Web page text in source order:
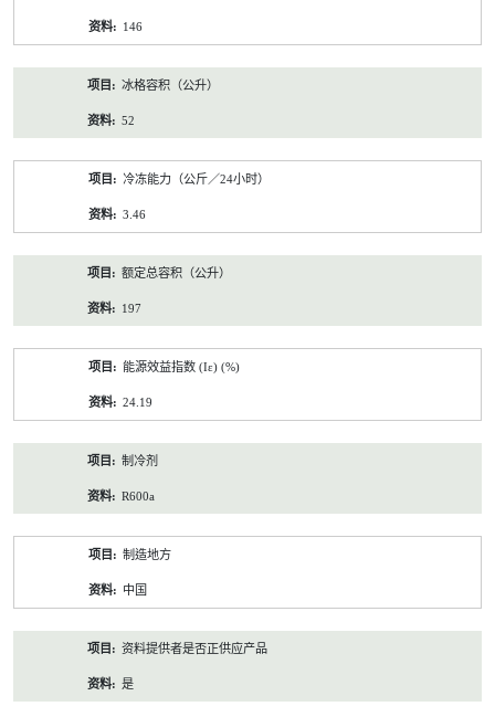
146
冰格容积（公升）
52
冷冻能力（公斤／24小时）
3.46
额定总容积（公升）
197
能源效益指数 (Iε) (%)
24.19
制冷剂
R600a
制造地方
中国
资料提供者是否正供应产品
是